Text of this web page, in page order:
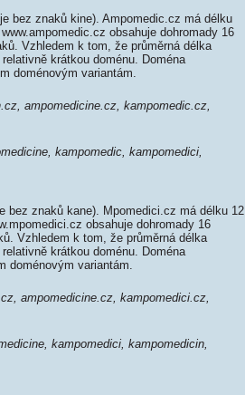
bez znaků kine). Ampomedic.cz má délku
obsahuje dohromady 16
Vzhledem k tom, že průměrná délka
krátkou doménu. Doména
doménovým variantám.
ampomedicine.cz, kampomedic.cz,
kampomedic, kampomedici,
bez znaků kane). Mpomedici.cz má délku 12
obsahuje dohromady 16
Vzhledem k tom, že průměrná délka
krátkou doménu. Doména
doménovým variantám.
ampomedicine.cz, kampomedici.cz,
kampomedici, kampomedicin,